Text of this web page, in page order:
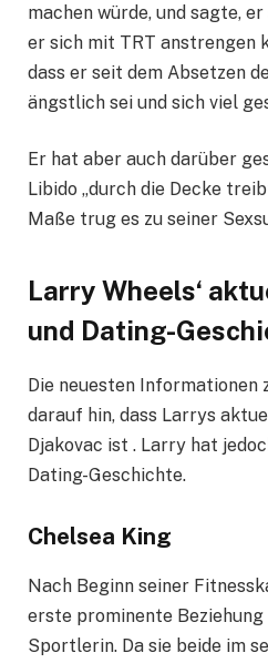
machen würde, und sagte,
er sich mit TRT anstrengen
dass er seit dem Absetzen
ängstlich sei und sich viel
Er hat aber auch darüber
Libido „durch die Decke
Maße trug es zu seiner
Larry Wheels‘
und Dating-
Die neuesten Informationen
darauf hin, dass Larrys
Djakovac ist . Larry hat
Dating-Geschichte.
Chelsea King
Nach Beginn seiner
erste prominente
Sportlerin. Da sie beide im